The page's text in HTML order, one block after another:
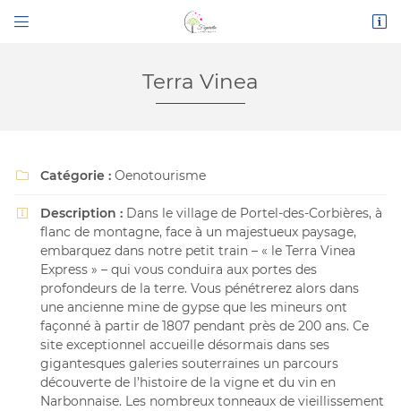
 
Adresse email de réception
En cochant cette case, vous consentez à recevoir nos propositions
commerciales à l'adresse email indiqué ci-dessus. Vous pouvez vous désinscrire
à tout moment en utilisant le formulaire de désinscription
INSCRIPTION
Terra Vinea
 Catégorie : Oenotourisme
 Description : Dans le village de Portel-des-Corbières, à
flanc de montagne, face à un majestueux paysage,
embarquez dans notre petit train – « le Terra Vinea
Express » – qui vous conduira aux portes des
profondeurs de la terre. Vous pénétrerez alors dans
une ancienne mine de gypse que les mineurs ont
façonné à partir de 1807 pendant près de 200 ans. Ce
site exceptionnel accueille désormais dans ses
gigantesques galeries souterraines un parcours
découverte de l’histoire de la vigne et du vin en
Narbonnaise. Les nombreux tonneaux de vieillissement